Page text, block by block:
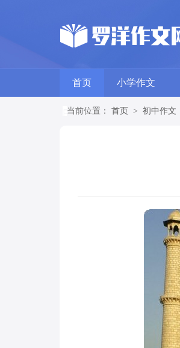
首页 小学作文
当前位置： 首页 > 初中作文